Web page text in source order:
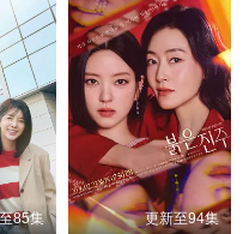
85集 更新至94集